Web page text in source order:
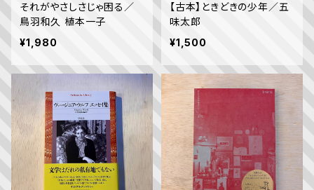
それがやさしさじゃ困る／
鳥羽和久 植本一子
¥1,980
【古本】ときどきの少年／五
味太郎
¥1,500